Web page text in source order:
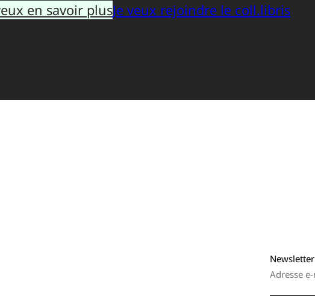
en savoir plusJe veux rejoindre le coll.libris
Newsletter